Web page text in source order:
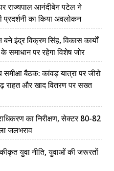
राज्यपाल आनंदीबेन पटेल ने
का किया अवलोकन
इंद्र विक्रम सिंह, विकास कार्यों
पर रहेगा विशेष जोर
बैठक: कांवड़ यात्रा पर जीरो
राहत और खाद वितरण पर सख्त
का निरीक्षण, सेक्टर 80-82
जलभराव
युवा नीति, युवाओं की जरूरतों